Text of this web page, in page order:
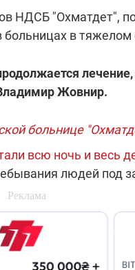
НДСБ "Охматдет",
больницах в тяжелом
Жовнир.
больнице
всю ночь и весь
людей под